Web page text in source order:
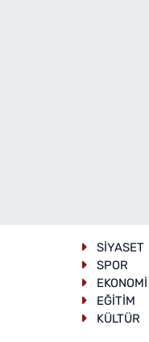
SİYASET
SPOR
EKONOMİ
EĞİTİM
KÜLTÜR